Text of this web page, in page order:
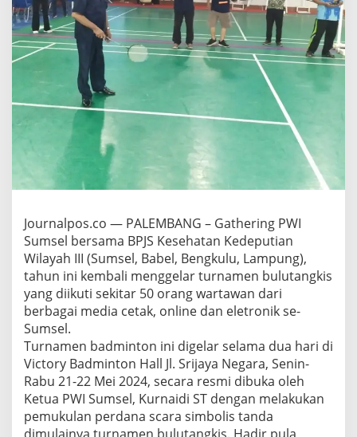
d
a
n
B
P
K
t
n
K
e
m
b
a
l
i
g
e
l
a
r
Journalpos.co — PALEMBANG – Gathering PWI
Sumsel bersama BPJS Kesehatan Kedeputian
Wilayah III (Sumsel, Babel, Bengkulu, Lampung),
tahun ini kembali menggelar turnamen bulutangkis
yang diikuti sekitar 50 orang wartawan dari
berbagai media cetak, online dan eletronik se-
Sumsel.
Turnamen badminton ini digelar selama dua hari di
Victory Badminton Hall Jl. Srijaya Negara, Senin-
Rabu 21-22 Mei 2024, secara resmi dibuka oleh
Ketua PWI Sumsel, Kurnaidi ST dengan melakukan
pemukulan perdana scara simbolis tanda